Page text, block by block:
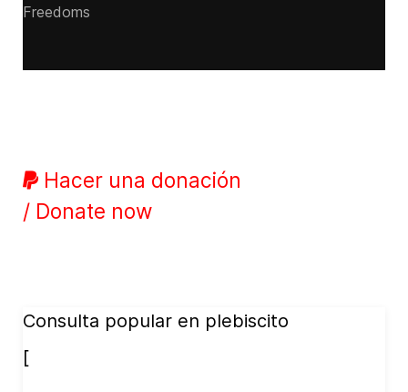
Freedoms
Hacer una donación
/ Donate now
Consulta popular en plebiscito
[